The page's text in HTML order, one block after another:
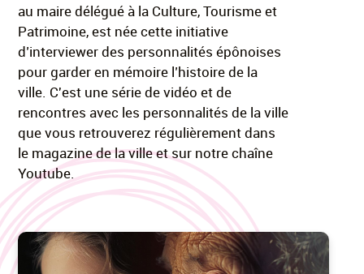
au maire délégué à la Culture, Tourisme et
Patrimoine, est née cette initiative
d’interviewer des personnalités épônoises
pour garder en mémoire l’histoire de la
ville. C'est une série de vidéo et de
rencontres avec les personnalités de la ville
que vous retrouverez régulièrement dans
le magazine de la ville et sur notre chaîne
Youtube.